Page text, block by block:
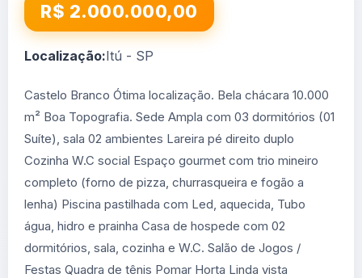
R$ 2.000.000,00
Localização:Itú - SP
Castelo Branco Ótima localização. Bela chácara 10.000
m² Boa Topografia. Sede Ampla com 03 dormitórios (01
Suíte), sala 02 ambientes Lareira pé direito duplo
Cozinha W.C social Espaço gourmet com trio mineiro
completo (forno de pizza, churrasqueira e fogão a
lenha) Piscina pastilhada com Led, aquecida, Tubo
água, hidro e prainha Casa de hospede com 02
dormitórios, sala, cozinha e W.C. Salão de Jogos /
Festas Quadra de tênis Pomar Horta Linda vista